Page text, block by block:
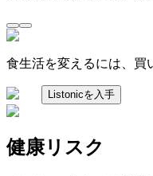
食生活を変えるには、買
Listonicを入手
健康リスク